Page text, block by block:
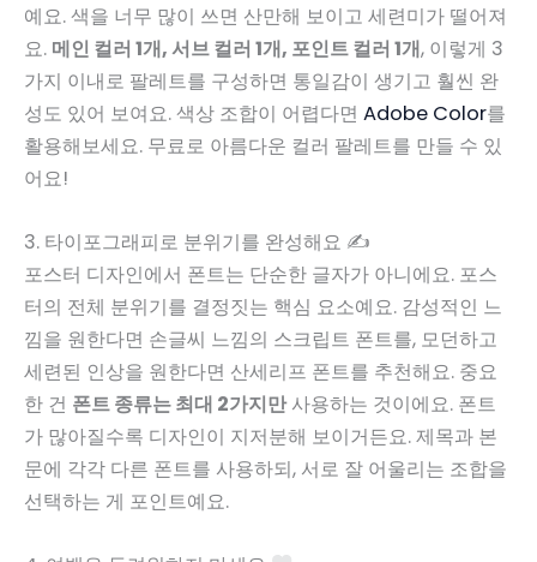
예요. 색을 너무 많이 쓰면 산만해 보이고 세련미가 떨어져
요. 메인 컬러 1개, 서브 컬러 1개, 포인트 컬러 1개, 이렇게 3
가지 이내로 팔레트를 구성하면 통일감이 생기고 훨씬 완
성도 있어 보여요. 색상 조합이 어렵다면 Adobe Color를
활용해보세요. 무료로 아름다운 컬러 팔레트를 만들 수 있
어요!
3. 타이포그래피로 분위기를 완성해요 ✍️
포스터 디자인에서 폰트는 단순한 글자가 아니에요. 포스
터의 전체 분위기를 결정짓는 핵심 요소예요. 감성적인 느
낌을 원한다면 손글씨 느낌의 스크립트 폰트를, 모던하고
세련된 인상을 원한다면 산세리프 폰트를 추천해요. 중요
한 건 폰트 종류는 최대 2가지만사용하는 것이에요. 폰트
가 많아질수록 디자인이 지저분해 보이거든요. 제목과 본
문에 각각 다른 폰트를 사용하되, 서로 잘 어울리는 조합을
선택하는 게 포인트예요.